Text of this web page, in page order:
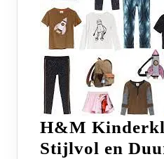
H&M
Stijlvol en